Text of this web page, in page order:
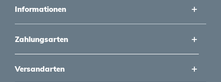
Informationen
Zahlungsarten
Versandarten